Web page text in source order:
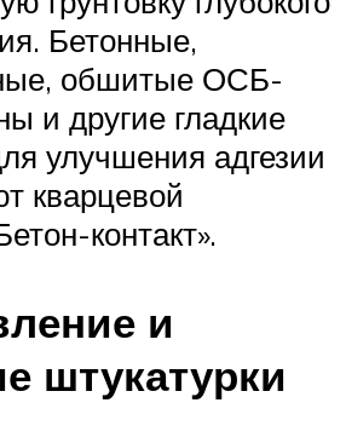
Бетонные,
обшитые ОСБ-
и другие гладкие
улучшения адгезии
кварцевой
контакт».
и
штукатурки